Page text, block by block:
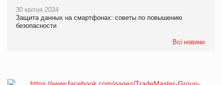
30 квітня 2024
Защита данных на смартфонах: советы по повышению
безопасности
Всі новини